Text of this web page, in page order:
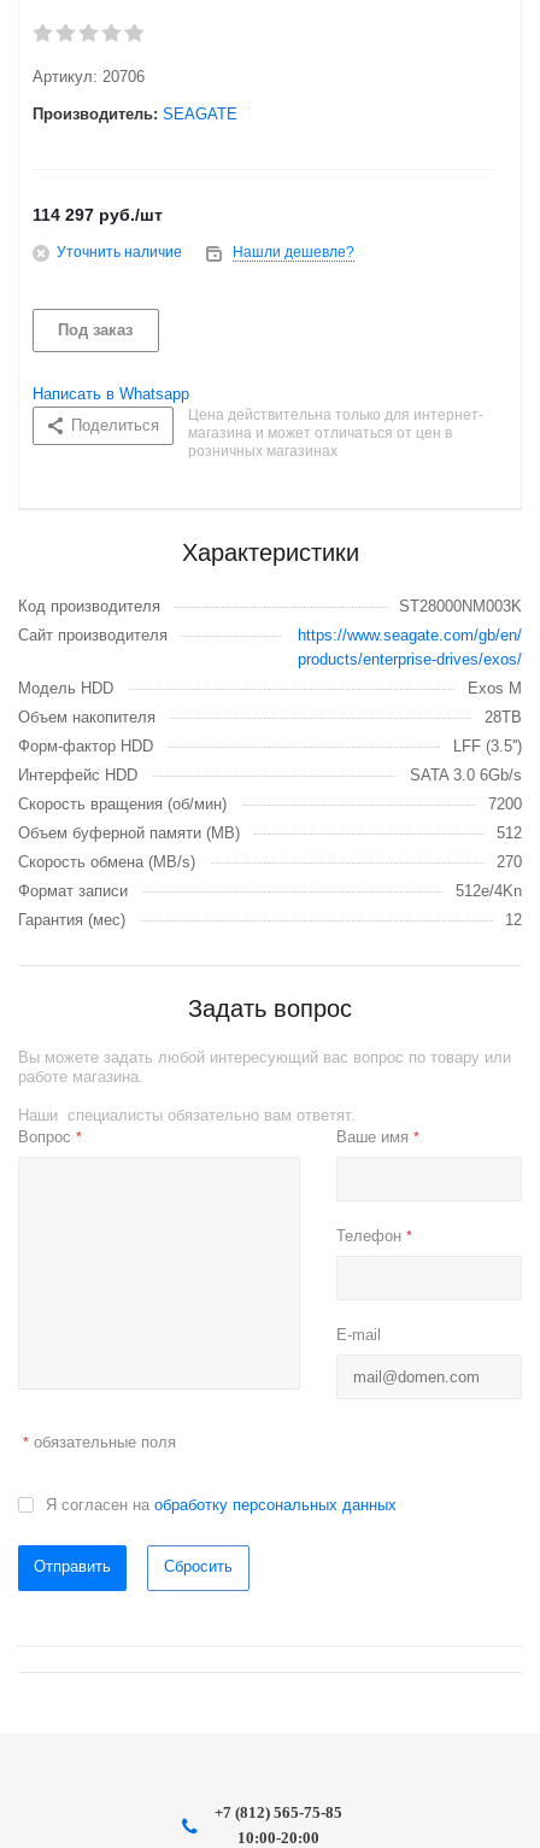
Артикул: 20706
Производитель: SEAGATE
114 297 руб./шт
Уточнить наличие Нашли дешевле?
Под заказ
Написать в Whatsapp
Поделиться
Цена действительна только для интернет-
магазина и может отличаться от цен в
розничных магазинах
Характеристики
Код производителя
ST28000NM003K
Сайт производителя
https://www.seagate.com/gb/en/
products/enterprise-drives/exos/
Модель HDD
Exos M
Объем накопителя
28TB
Форм-фактор HDD
LFF (3.5'')
Интерфейс HDD
SATA 3.0 6Gb/s
Скорость вращения (об/мин)
7200
Объем буферной памяти (MB)
512
Скорость обмена (MB/s)
270
Формат записи
512e/4Kn
Гарантия (мес)
12
Задать вопрос
Вы можете задать любой интересующий вас вопрос по товару или
работе магазина.
Наши специалисты обязательно вам ответят.
Вопрос * Ваше имя*
Телефон*
E-mail
* обязательные поля
Я согласен на обработку персональных данных
Отправить Сбросить
+7 (812) 565-75-85
10:00-20:00